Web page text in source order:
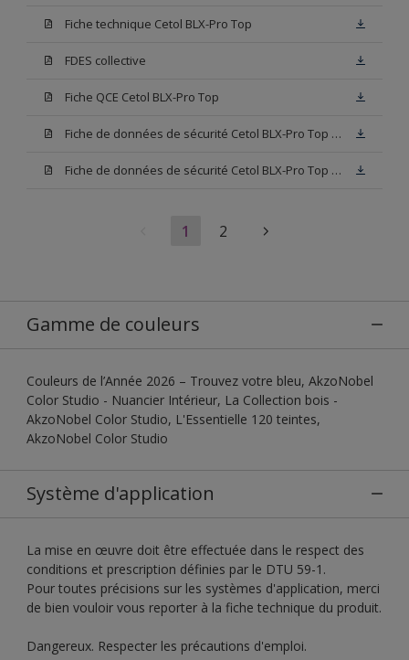
Fiche technique Cetol BLX-Pro Top
FDES collective
Fiche QCE Cetol BLX-Pro Top
Fiche de données de sécurité Cetol BLX-Pro Top 003
Fiche de données de sécurité Cetol BLX-Pro Top Base TU
1 2
Gamme de couleurs
Couleurs de l’Année 2026 – Trouvez votre bleu, AkzoNobel
Color Studio - Nuancier Intérieur, La Collection bois -
AkzoNobel Color Studio, L'Essentielle 120 teintes,
AkzoNobel Color Studio
Système d'application
La mise en œuvre doit être effectuée dans le respect des
conditions et prescription définies par le DTU 59-1.
Pour toutes précisions sur les systèmes d'application, merci
de bien vouloir vous reporter à la fiche technique du produit.
Dangereux. Respecter les précautions d'emploi.